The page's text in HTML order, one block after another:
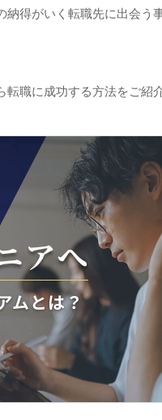
得がいく転職先に出会う
職に成功する方法をご紹